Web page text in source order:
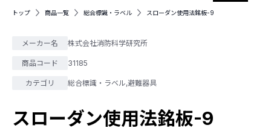
トップ 商品一覧 総合標識・ラベル スローダン使用法銘板-9
メーカー名 株式会社消防科学研究所
商品コード 31185
カテゴリ 総合標識・ラベル,避難器具
スローダン使用法銘板-9